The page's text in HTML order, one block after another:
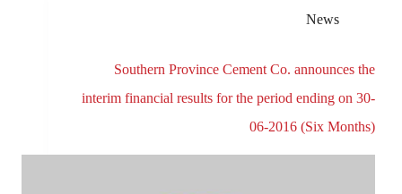
News
Southern Province Cement Co. announces the
interim financial results for the period ending on 30-
06-2016 (Six Months)